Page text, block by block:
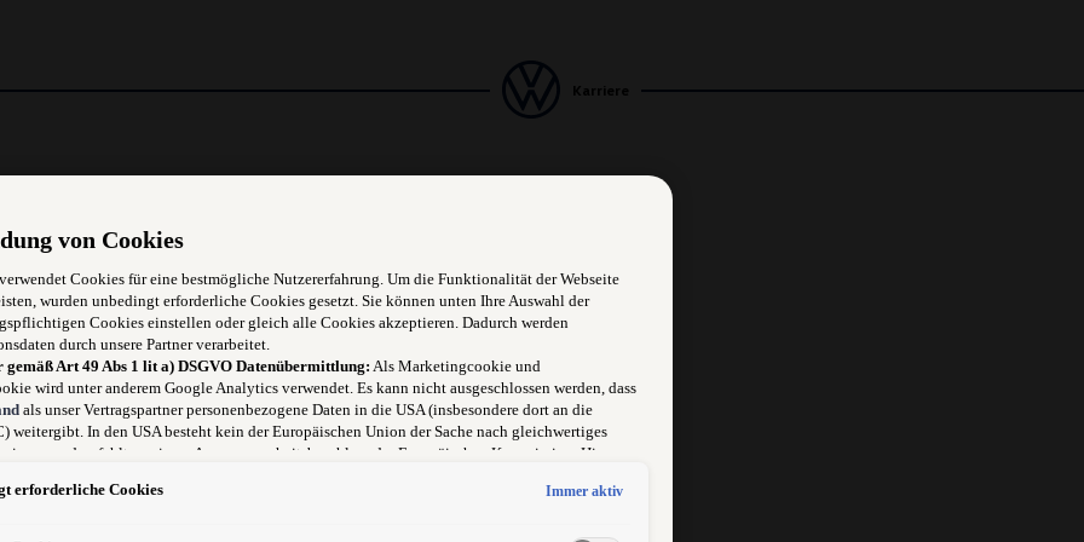
Karriere
und modernen Techniken
mit Konzernmarken von Vorteil
von Cookies
Cookies für eine bestmögliche Nutzererfahrung. Um die Funktionalität der Webseite
wurden unbedingt erforderliche Cookies gesetzt. Sie können unten Ihre Auswahl der
Cookies einstellen oder gleich alle Cookies akzeptieren. Dadurch werden
durch unsere Partner verarbeitet.
gemäß Art 49 Abs 1 lit a) DSGVO Datenübermittlung: Als Marketingcookie und
wird unter anderem Google Analytics verwendet. Es kann nicht ausgeschlossen werden, dass
als unser Vertragspartner personenbezogene Daten in die USA (insbesondere dort an die
weitergibt. In den USA besteht kein der Europäischen Union der Sache nach gleichwertiges
und es fehlt an einem Angemessenheitsbeschluss der Europäischen Kommission. Hieraus
können, in den USA keine Datenschutzgrundsätze bestehen, und weil nicht ausgeschlossen
erforderliche Cookies Immer aktiv